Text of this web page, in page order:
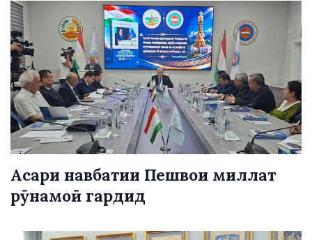
Асари навбатии Пешвои миллат
рӯнамоӣ гардид